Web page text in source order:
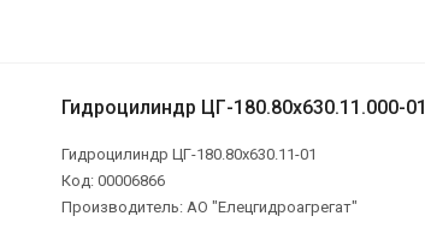
Гидроцилиндр ЦГ-180.80х630.11.000-01
Гидроцилиндр ЦГ-180.80х630.11-01
Код: 00006866
Производитель: АО "Елецгидроагрегат"